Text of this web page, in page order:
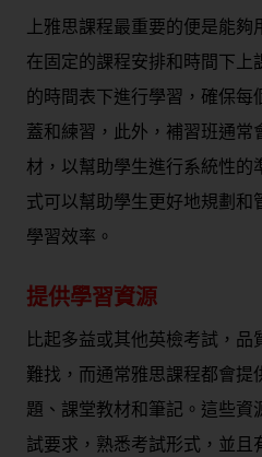
上雅思課程最重要的便是能
在固定的課程安排和時間下上
的時間表下進行學習，確保每
蓋和練習，此外，補習班通常
材，以幫助學生進行系統性的
式可以幫助學生更好地規劃和
學習效率。
提供學習資源
比起多益或其他英檢考試，
難找，而通常雅思課程都會提
題、課堂教材和筆記。這些資
試要求，熟悉考試形式，並且